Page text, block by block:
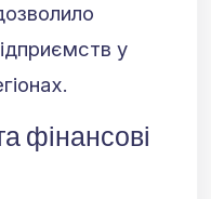
у
фінансові